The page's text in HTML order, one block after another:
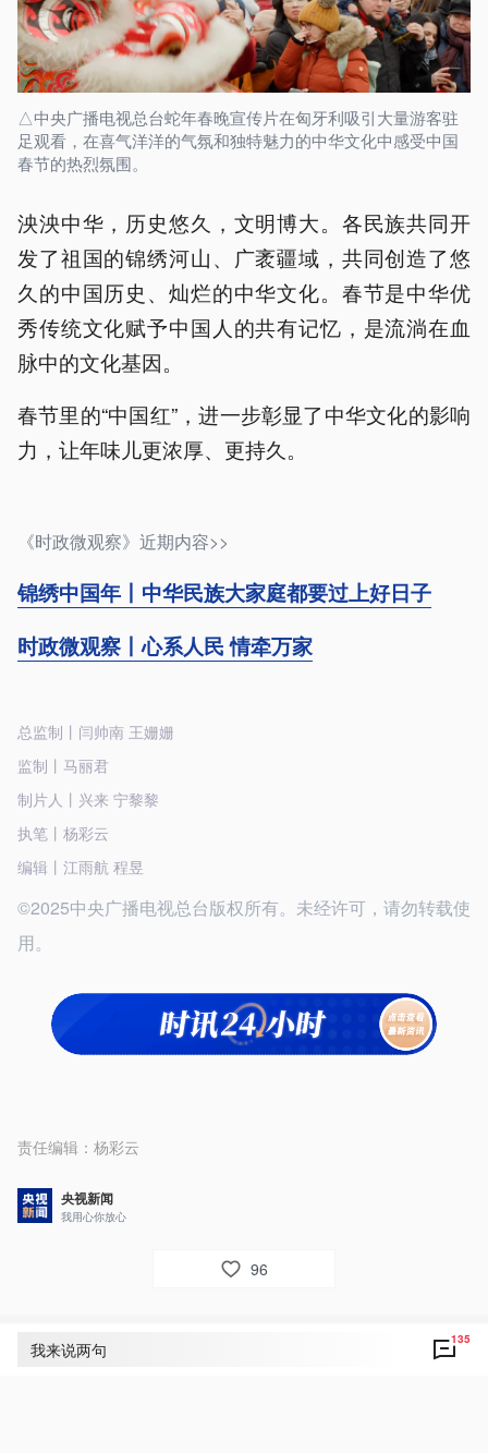
△中央广播电视总台蛇年春晚宣传片在匈牙利吸引大量游客驻
足观看，在喜气洋洋的气氛和独特魅力的中华文化中感受中国
春节的热烈氛围。
泱泱中华，历史悠久，文明博大。各民族共同开
发了祖国的锦绣河山、广袤疆域，共同创造了悠
久的中国历史、灿烂的中华文化。春节是中华优
秀传统文化赋予中国人的共有记忆，是流淌在血
脉中的文化基因。
春节里的“中国红”，进一步彰显了中华文化的影响
力，让年味儿更浓厚、更持久。
《时政微观察》近期内容>>
锦绣中国年丨中华民族大家庭都要过上好日子
时政微观察丨心系人民 情牵万家
总监制丨闫帅南 王姗姗
监制丨马丽君
制片人丨兴来 宁黎黎
执笔丨杨彩云
编辑丨江雨航 程昱
©2025中央广播电视总台版权所有。未经许可，请勿转载使
用。
责任编辑： 杨彩云
央视新闻
我用心你放心
96
评论135
我来说两句 135